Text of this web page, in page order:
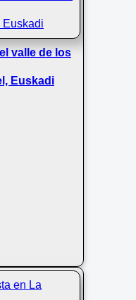
valle de los
Euskadi